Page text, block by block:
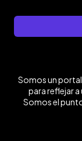
Somos un
para reflejar a
Somos el